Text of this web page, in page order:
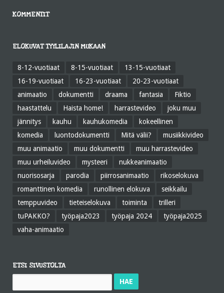
KOMMENTIT
ELOKUVAT TYYLILAJIN MUKAAN
8-12-vuotiaat 8-15-vuotiaat
13-15-vuotiaat
16-19-vuotiaat
16-23-vuotiaat
20-23-vuotiaat
animaatio
dokumentti draama fantasia
Fiktio
haastattelu
Haista home! harrastevideo
joku muu
jännitys
kauhu kauhukomedia
kokeellinen
komedia
luontodokumentti Mitä välii?
musiikkivideo
muu animaatio
muu dokumentti
muu harrastevideo
muu urheiluvideo
mysteeri
nukkeanimaatio
nuorisosarja
parodia piirrosanimaatio
rikoselokuva
romanttinen komedia
runollinen elokuva
seikkailu
temppuvideo
tieteiselokuva toiminta
trilleri
tuPAKKO?
työpaja2023 työpaja 2024
työpaja2025
vaha-animaatio
ETSI SIVUSTOLTA